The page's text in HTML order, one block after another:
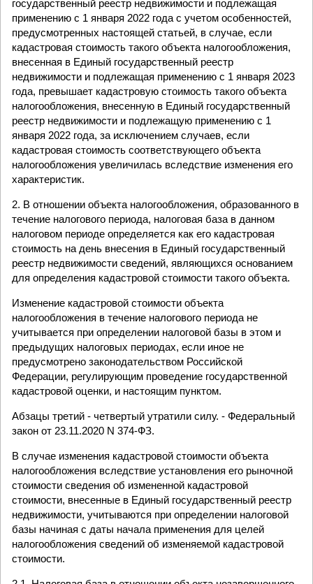
государственный реестр недвижимости и подлежащая
применению с 1 января 2022 года с учетом особенностей,
предусмотренных настоящей статьей, в случае, если
кадастровая стоимость такого объекта налогообложения,
внесенная в Единый государственный реестр
недвижимости и подлежащая применению с 1 января 2023
года, превышает кадастровую стоимость такого объекта
налогообложения, внесенную в Единый государственный
реестр недвижимости и подлежащую применению с 1
января 2022 года, за исключением случаев, если
кадастровая стоимость соответствующего объекта
налогообложения увеличилась вследствие изменения его
характеристик.
2. В отношении объекта налогообложения, образованного в
течение налогового периода, налоговая база в данном
налоговом периоде определяется как его кадастровая
стоимость на день внесения в Единый государственный
реестр недвижимости сведений, являющихся основанием
для определения кадастровой стоимости такого объекта.
Изменение кадастровой стоимости объекта
налогообложения в течение налогового периода не
учитывается при определении налоговой базы в этом и
предыдущих налоговых периодах, если иное не
предусмотрено законодательством Российской
Федерации, регулирующим проведение государственной
кадастровой оценки, и настоящим пунктом.
Абзацы третий - четвертый утратили силу. - Федеральный
закон от 23.11.2020 N 374-ФЗ.
В случае изменения кадастровой стоимости объекта
налогообложения вследствие установления его рыночной
стоимости сведения об измененной кадастровой
стоимости, внесенные в Единый государственный реестр
недвижимости, учитываются при определении налоговой
базы начиная с даты начала применения для целей
налогообложения сведений об изменяемой кадастровой
стоимости.